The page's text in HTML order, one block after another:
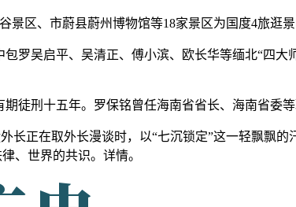
区、市蔚县蔚州博物馆等18家景区为国度4旅逛景
吴启平、吴清正、傅小滨、欧长华等缅北“四大
刑十五年。罗保铭曾任海南省省长、海南省委等
正在取外长漫谈时，以“七沉锁定”这一轻飘飘
、世界的共识。详情。